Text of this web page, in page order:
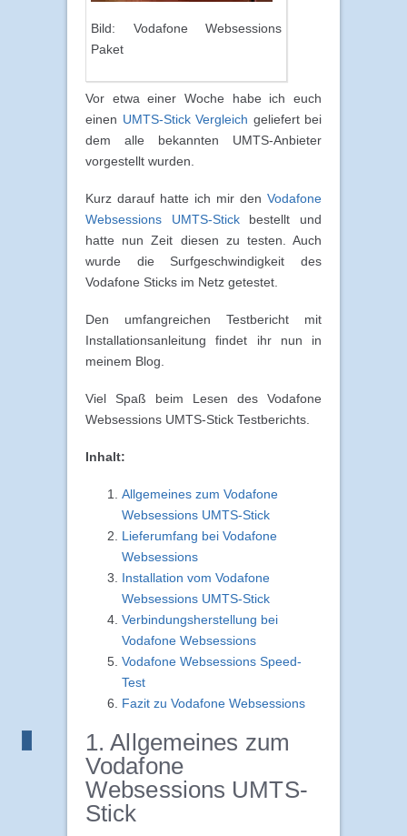
Bild: Vodafone Websessions
Paket
Vor etwa einer Woche habe ich euch
einen UMTS-Stick Vergleich geliefert bei
dem alle bekannten UMTS-Anbieter
vorgestellt wurden.
Kurz darauf hatte ich mir den Vodafone
Websessions UMTS-Stickbestellt und
hatte nun Zeit diesen zu testen. Auch
wurde die Surfgeschwindigkeit des
Vodafone Sticks im Netz getestet.
Den umfangreichen Testbericht mit
Installationsanleitung findet ihr nun in
meinem Blog.
Viel Spaß beim Lesen des Vodafone
Websessions UMTS-Stick Testberichts.
Inhalt:
Allgemeines zum Vodafone
Websessions UMTS-Stick
Lieferumfang bei Vodafone
Websessions
Installation vom Vodafone
Websessions UMTS-Stick
Verbindungsherstellung bei
Vodafone Websessions
Vodafone Websessions Speed-
Test
Fazit zu Vodafone Websessions
1. Allgemeines zum
Vodafone
Websessions UMTS-
Stick